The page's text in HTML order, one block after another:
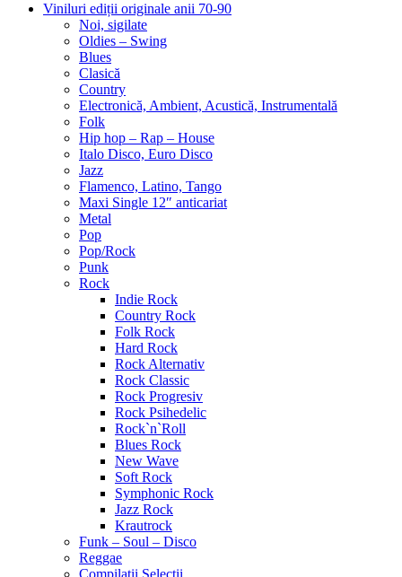
Viniluri ediții originale anii 70-90
Noi, sigilate
Oldies – Swing
Blues
Clasică
Country
Electronică, Ambient, Acustică, Instrumentală
Folk
Hip hop – Rap – House
Italo Disco, Euro Disco
Jazz
Flamenco, Latino, Tango
Maxi Single 12″ anticariat
Metal
Pop
Pop/Rock
Punk
Rock
Indie Rock
Country Rock
Folk Rock
Hard Rock
Rock Alternativ
Rock Classic
Rock Progresiv
Rock Psihedelic
Rock`n`Roll
Blues Rock
New Wave
Soft Rock
Symphonic Rock
Jazz Rock
Krautrock
Funk – Soul – Disco
Reggae
Compilatii Selectii